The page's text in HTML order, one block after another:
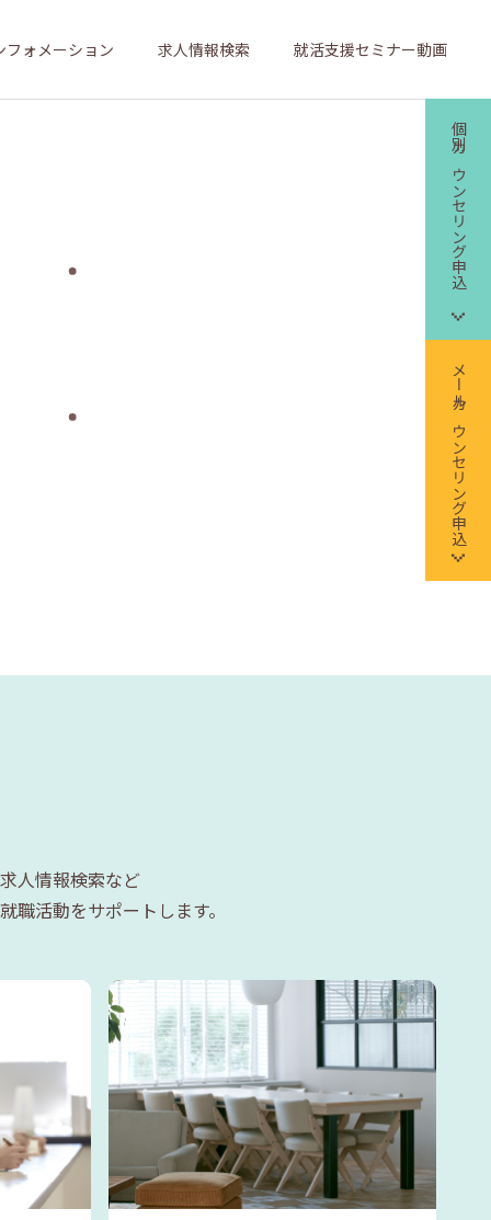
フォメーション 求人情報検索 就活支援セミナー動画
個別カウンセリング申込
メールカウンセリング申込
人情報検索など
活動をサポートします。